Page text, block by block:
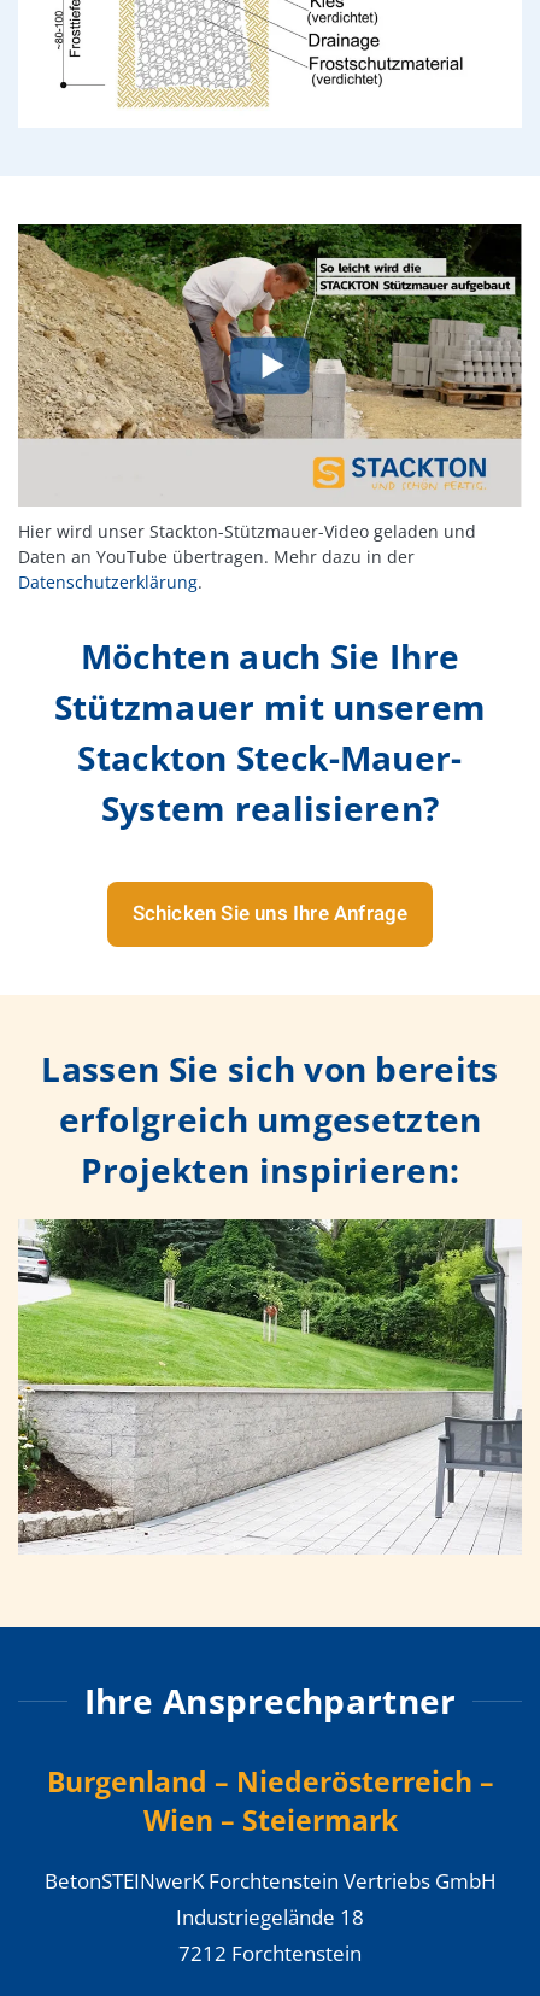
Hier wird unser Stackton-Stützmauer-Video geladen und
Daten an YouTube übertragen. Mehr dazu in der
Datenschutzerklärung.
Möchten auch Sie Ihre
Stützmauer mit unserem
Stackton Steck-Mauer-
System realisieren?
Schicken Sie uns Ihre Anfrage
Lassen Sie sich von bereits
erfolgreich umgesetzten
Projekten inspirieren:
Ihre Ansprechpartner
Burgenland – Niederösterreich –
Wien – Steiermark
BetonSTEINwerK Forchtenstein Vertriebs GmbH
Industriegelände 18
7212 Forchtenstein